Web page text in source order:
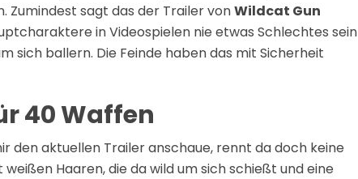
Zumindest sagt das der Trailer vonWildcat Gun
in Videospielen nie etwas Schlechtes sein
sich ballern. Die Feinde haben das mit Sicherheit
40 Waffen
den aktuellen Trailer anschaue, rennt da doch keine
weißen Haaren, die da wild um sich schießt und eine